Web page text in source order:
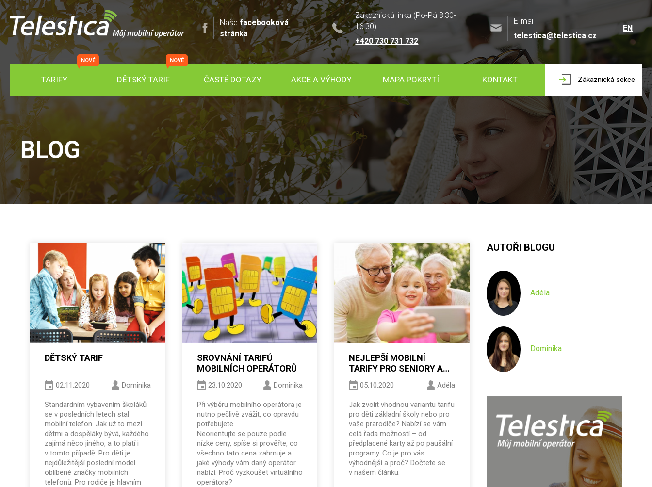
Naše facebooková
stránka
Zákaznická linka (Po-Pá 8:30-
16:30)
+420 730 731 732
E-mail
telestica@telestica.cz
EN
TARIFY
NOVÉ
DĚTSKÝ TARIF
NOVÉ
ČASTÉ DOTAZY AKCE A VÝHODY MAPA POKRYTÍ KONTAKT Zákaznická sekce
BLOG
DĚTSKÝ TARIF
02.11.2020 Dominika
Standardním vybavením školáků
se v posledních letech stal
mobilní telefon. Jak už to mezi
dětmi a dospěláky bývá, každého
zajímá něco jiného, a to platí i
v tomto případě. Pro děti je
nejdůležitější poslední model
oblíbené značky mobilních
telefonů. Pro rodiče je hlavním
SROVNÁNÍ TARIFŮ
MOBILNÍCH OPERÁTORŮ
23.10.2020 Dominika
Při výběru mobilního operátora je
nutno pečlivě zvážit, co opravdu
potřebujete.
Neorientujte se pouze podle
nízké ceny, spíše si prověřte, co
všechno tato cena zahrnuje a
jaké výhody vám daný operátor
nabízí. Proč vyzkoušet virtuálního
operátora?
NEJLEPŠÍ MOBILNÍ
TARIFY PRO SENIORY A
ŠKOLÁKY? ZJISTĚTE,
KTERÉ TO JSOU
05.10.2020 Adéla
Jak zvolit vhodnou variantu tarifu
pro děti základní školy nebo pro
vaše prarodiče? Nabízí se vám
celá řada možností – od
předplacené karty až po paušální
programy. Co je pro vás
výhodnější a proč? Dočtete se
v našem článku.
AUTOŘI BLOGU
Adéla
Dominika